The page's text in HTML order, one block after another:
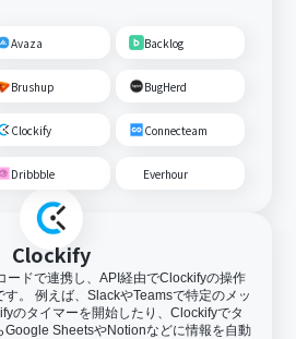
Avaza Backlog
Brushup BugHerd
Clockify Connecteam
Dribbble Everhour
Clockify
ードで連携し、API経由でClockifyの操作
。 例えば、SlackやTeamsで特定のメッ
のタイマーを開始したり、Clockifyでタ
Google SheetsやNotionなどに情報を自動